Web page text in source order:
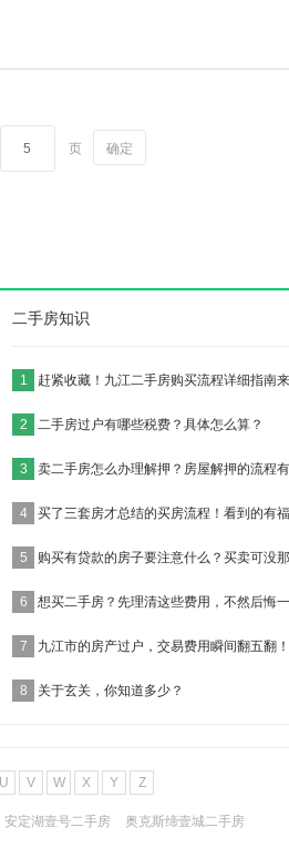
页 确定
二手房知识
1 赶紧收藏！九江二手房购买流程详细指南来
2 二手房过户有哪些税费？具体怎么算？
3 卖二手房怎么办理解押？房屋解押的流程
4 买了三套房才总结的买房流程！看到的有
5 购买有贷款的房子要注意什么？买卖可没
6 想买二手房？先理清这些费用，不然后悔
7 九江市的房产过户，交易费用瞬间翻五翻！
8 关于玄关，你知道多少？
U V W X Y Z
安定湖壹号二手房 奥克斯缔壹城二手房